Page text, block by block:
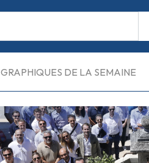
GRAPHIQUES DE LA SEMAINE